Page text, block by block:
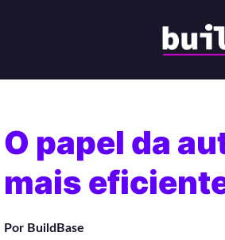
O papel da
mais
Por BuildBase